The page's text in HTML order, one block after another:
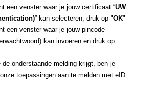
een venster waar je jouw certificaat “UW
” kan selecteren, druk op "OK"
een venster waar je jouw pincode
kan invoeren en druk op
de onderstaande melding krijgt, ben je
toepassingen aan te melden met eID